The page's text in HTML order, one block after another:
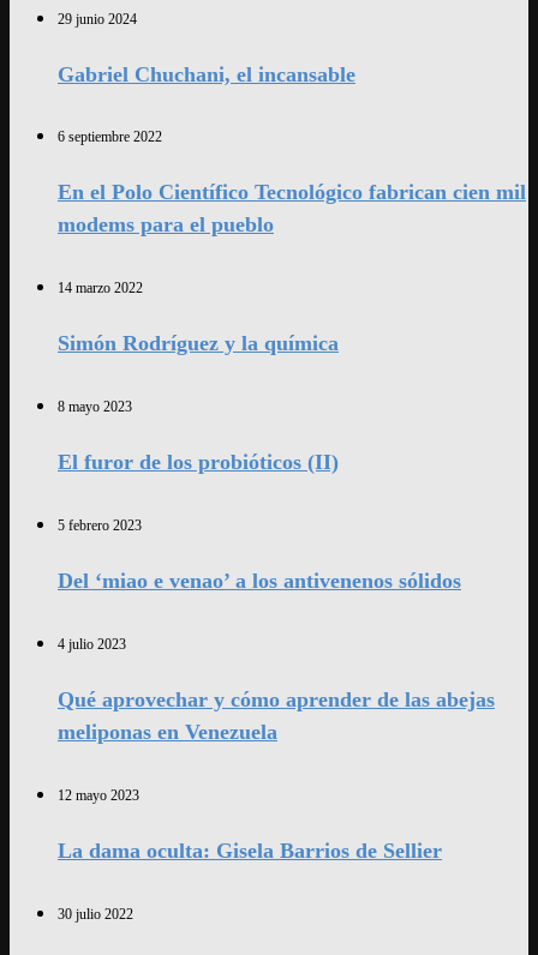
29 junio 2024
Gabriel Chuchani, el incansable
6 septiembre 2022
En el Polo Científico Tecnológico fabrican cien mil
modems para el pueblo
14 marzo 2022
Simón Rodríguez y la química
8 mayo 2023
El furor de los probióticos (II)
5 febrero 2023
Del ‘miao e venao’ a los antivenenos sólidos
4 julio 2023
Qué aprovechar y cómo aprender de las abejas
meliponas en Venezuela
12 mayo 2023
La dama oculta: Gisela Barrios de Sellier
30 julio 2022